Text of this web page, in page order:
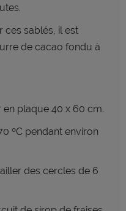
ces sablés, il est
de cacao fondu à
en plaque 40 x 60 cm.
ºC pendant environ
des cercles de 6